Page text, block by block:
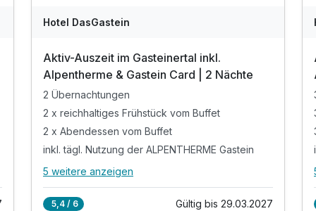
Hotel DasGastein
Aktiv-Auszeit im Gasteinertal inkl.
Alpentherme & Gastein Card | 2 Nächte
2 Übernachtungen
2 x reichhaltiges Frühstück vom Buffet
2 x Abendessen vom Buffet
inkl. tägl. Nutzung der ALPENTHERME Gastein
Alle Inklusivleistungen
5 weitere anzeigen
5,4 / 6 Gültig bis 29.03.2027